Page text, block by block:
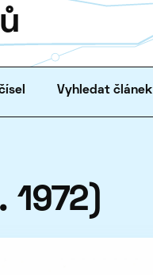
Vyhledat článek
1972)